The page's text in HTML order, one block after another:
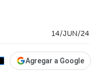
14/JUN/24
Agregar a Google